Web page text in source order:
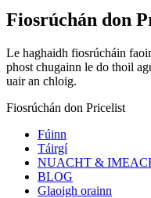
Fiosrúchán don
Le haghaidh fiosrúcháin
phost chugainn le do thoil
uair an chloig.
Fiosrúchán don Pricelist
Fúinn
Táirgí
NUACHT &
BLOG
Glaoigh orainn